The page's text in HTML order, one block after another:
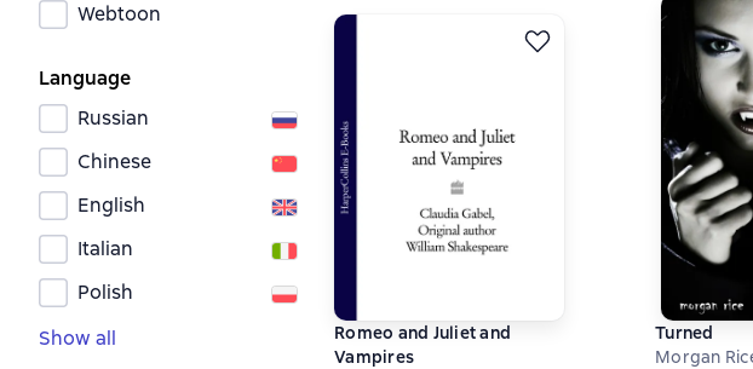
Webtoon
Language
Russian
Chinese
English
Italian
Polish
Show all
Romeo and Juliet and
Vampires
Turned
Morgan